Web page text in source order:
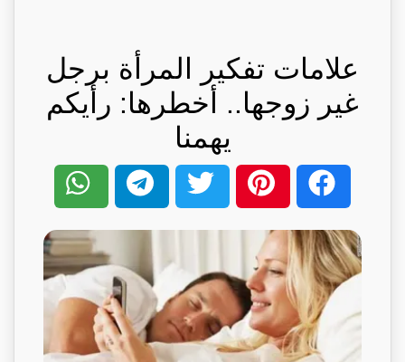
علامات تفكير المرأة برجل
غير زوجها.. أخطرها: رأيكم
يهمنا